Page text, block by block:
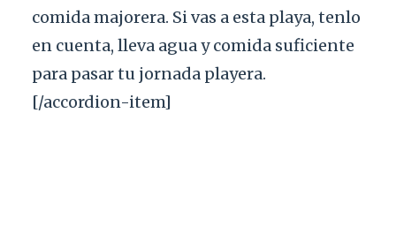
comida majorera. Si vas a esta playa, tenlo
en cuenta, lleva agua y comida suficiente
para pasar tu jornada playera.
[/accordion-item]